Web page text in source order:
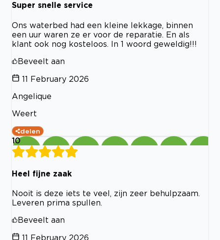
Super snelle service
Ons waterbed had een kleine lekkage, binnen
een uur waren ze er voor de reparatie. En als
klant ook nog kosteloos. In 1 woord geweldig!!!
Beveelt aan
11 February 2026
Angelique
Weert
delen
10
Heel fijne zaak
Nooit is deze iets te veel, zijn zeer behulpzaam.
Leveren prima spullen.
Beveelt aan
11 February 2026